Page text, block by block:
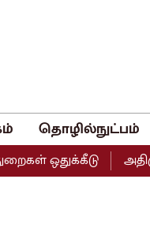
தொழில்நுட்பம்
ஒதுக்கீடு